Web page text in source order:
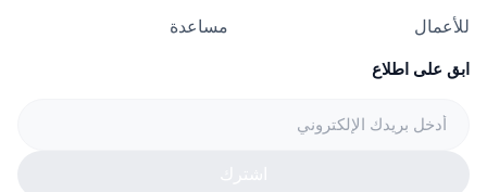
للأعمال مساعدة
ابق على اطلاع